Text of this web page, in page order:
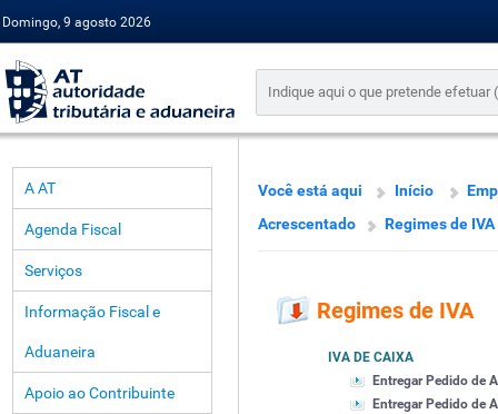
Domingo, 9 agosto 2026
A AT
Agenda Fiscal
Serviços
Informação Fiscal e
Aduaneira
Apoio ao Contribuinte
Você está aqui Início
Acrescentado
Regimes de IVA
Regimes de IVA
IVA DE CAIXA
Entregar Pedido de
Entregar Pedido de